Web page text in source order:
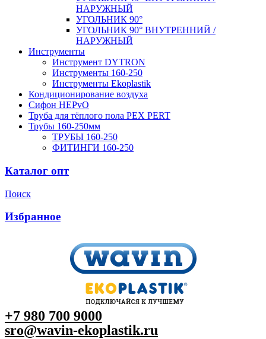
НАРУЖНЫЙ
УГОЛЬНИК 90°
УГОЛЬНИК 90° ВНУТРЕННИЙ /
НАРУЖНЫЙ
Инструменты
Инструмент DYTRON
Инструменты 160-250
Инструменты Ekoplastik
Кондиционирование воздуха
Сифон HEPvO
Труба для тёплого пола PEX PERT
Трубы 160-250мм
ТРУБЫ 160-250
ФИТИНГИ 160-250
Каталог опт
Поиск
Избранное
+7 980 700 9000
sro@wavin-ekoplastik.ru